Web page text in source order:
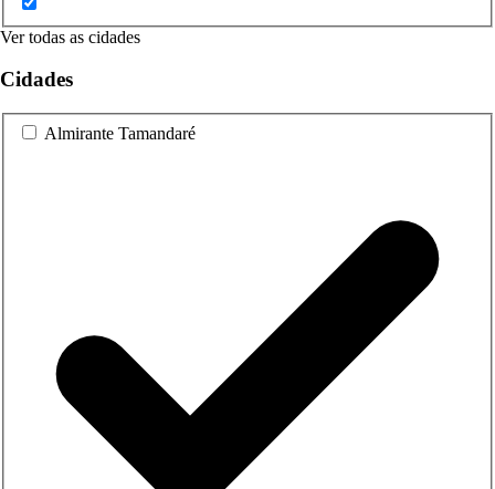
Ver todas as cidades
Cidades
Almirante Tamandaré